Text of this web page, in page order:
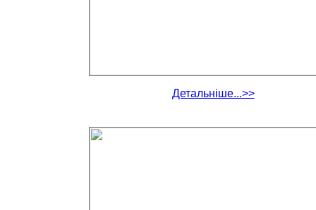
Детальніше...>>